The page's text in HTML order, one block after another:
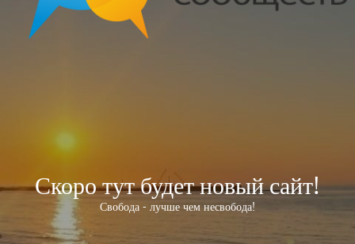
Скоро тут будет новый сайт!
Свобода - лучше чем несвобода!